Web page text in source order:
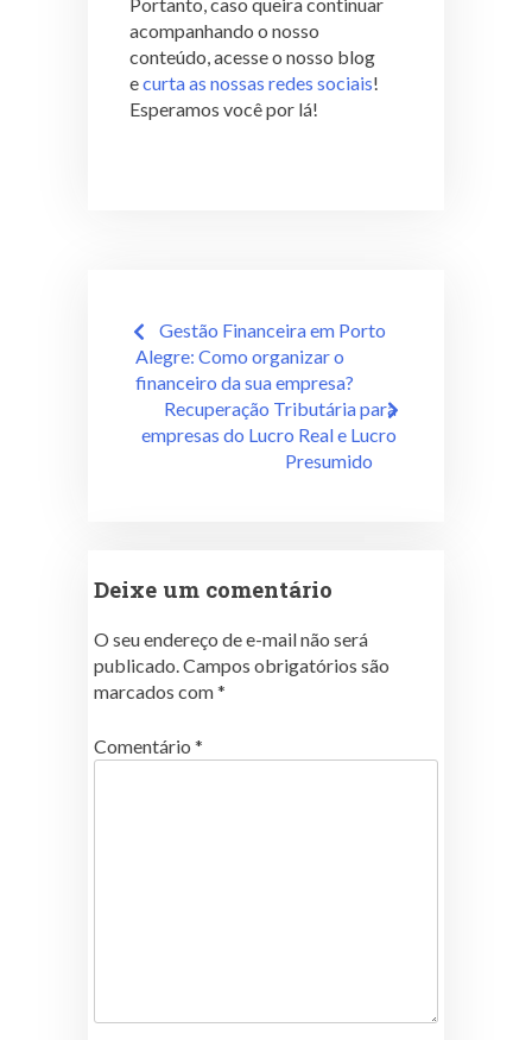
acompanhando o nosso
conteúdo, acesse o nosso blog
ecurta as nossas redes sociais!
Esperamos você por lá!
Gestão Financeira em Porto
Alegre: Como organizar o
financeiro da sua empresa?
Recuperação Tributária para
empresas do Lucro Real e Lucro
Presumido
Deixe um comentário
O seu endereço de e-mail não será
publicado.Campos obrigatórios são
marcados com*
Comentário *